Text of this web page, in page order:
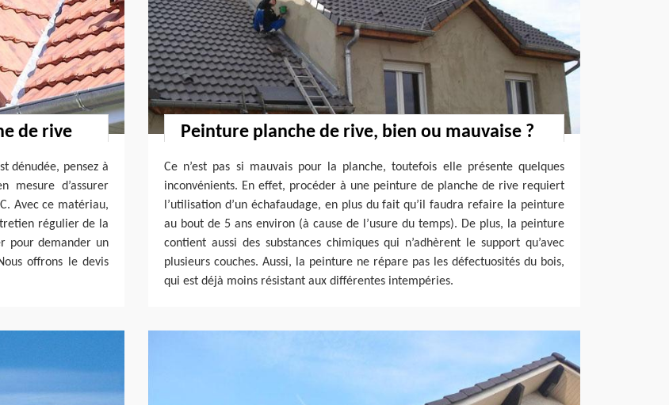
de rive
dénudée, pensez à
mesure d’assurer
Avec ce matériau,
régulier de la
pour demander un
offrons le devis
Peinture planche de rive, bien ou mauvaise ?
Ce n’est pas si mauvais pour la planche, toutefois elle présente quelques
inconvénients. En effet, procéder à une peinture de planche de rive requiert
l’utilisation d’un échafaudage, en plus du fait qu’il faudra refaire la peinture
au bout de 5 ans environ (à cause de l’usure du temps). De plus, la peinture
contient aussi des substances chimiques qui n’adhèrent le support qu’avec
plusieurs couches. Aussi, la peinture ne répare pas les défectuosités du bois,
qui est déjà moins résistant aux différentes intempéries.